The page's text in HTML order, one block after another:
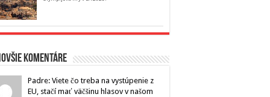
komentáre
Padre: Viete čo treba na vystúpenie z
EU, stačí mať väčšinu hlasov v našom